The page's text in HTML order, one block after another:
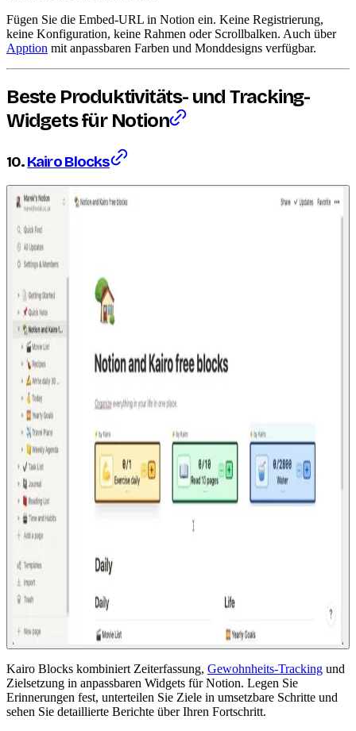
Fügen Sie die Embed-URL in Notion ein. Keine Registrierung,
keine Konfiguration, keine Rahmen oder Scrollbalken. Auch über
Apption mit anpassbaren Farben und Monddesigns verfügbar.
Beste Produktivitäts- und Tracking-
Widgets für Notion
10.Kairo Blocks
Kairo Blocks kombiniert Zeiterfassung, Gewohnheits-Tracking und
Zielsetzung in anpassbaren Widgets für Notion. Legen Sie
Erinnerungen fest, unterteilen Sie Ziele in umsetzbare Schritte und
sehen Sie detaillierte Berichte über Ihren Fortschritt.